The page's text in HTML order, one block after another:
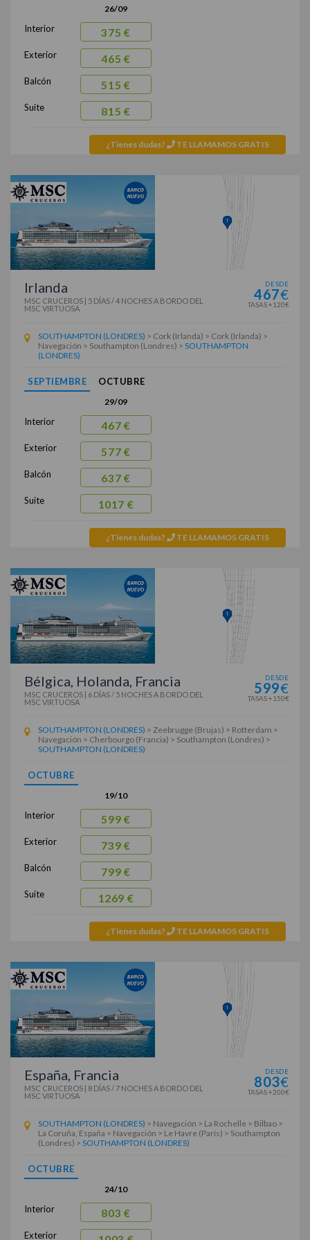
Interior
Exterior
Balcón
Suite
26/09
375 €
465 €
515 €
815 €
¿Tienes dudas? TE LLAMAMOS GRATIS
Irlanda
MSC CRUCEROS 5 DÍAS / 4 NOCHESA BORDO DEL
MSC VIRTUOSA
DESDE
467€
TASAS +120€
SOUTHAMPTON (LONDRES) > Cork (Irlanda) > Cork (Irlanda) >
Navegación > Southampton (Londres) > SOUTHAMPTON
(LONDRES)
SEPTIEMBRE OCTUBRE
Interior
Exterior
Balcón
Suite
29/09
467 €
577 €
637 €
1017 €
¿Tienes dudas? TE LLAMAMOS GRATIS
Bélgica, Holanda, Francia
MSC CRUCEROS | 6 DÍAS / 5 NOCHESA BORDO DEL
MSC VIRTUOSA
DESDE
599€
TASAS +150€
SOUTHAMPTON (LONDRES) > Zeebrugge (Brujas) > Rotterdam >
Navegación > Cherbourgo (Francia) > Southampton (Londres) >
SOUTHAMPTON (LONDRES)
OCTUBRE
Interior
Exterior
Balcón
Suite
19/10
599 €
739 €
799 €
1269 €
¿Tienes dudas? TE LLAMAMOS GRATIS
España, Francia
MSC CRUCEROS | 8 DÍAS / 7 NOCHESA BORDO DEL
MSC VIRTUOSA
DESDE
803€
TASAS +200€
SOUTHAMPTON (LONDRES) > Navegación > La Rochelle > Bilbao >
La Coruña, España > Navegación > Le Havre (París) > Southampton
(Londres) > SOUTHAMPTON (LONDRES)
OCTUBRE
Interior
Exterior
24/10
803 €